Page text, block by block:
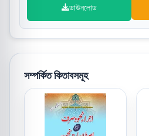
ডাউনলোড
সম্পর্কিত কিতাবসমূহ